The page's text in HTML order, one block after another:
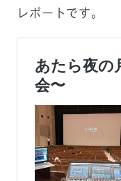
レポートです。